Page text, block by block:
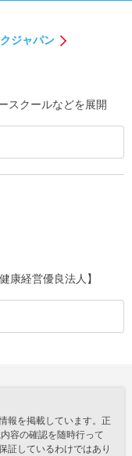
ジャパン
スクールなどを展開
康経営優良法人】
報を掲載しています。正
容の確認を随時行って
証しているわけではあり